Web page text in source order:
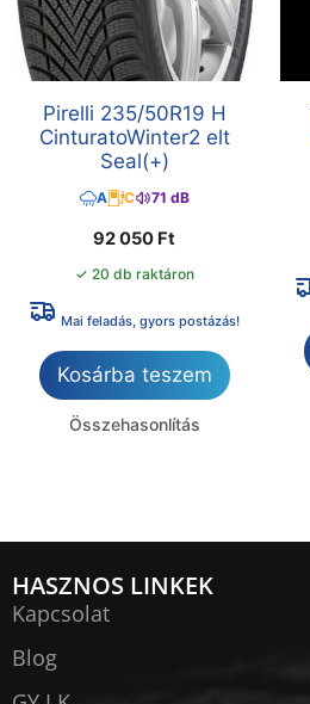
Pirelli 235/50R19 H
CinturatoWinter2 elt
Seal(+)
A C 71 dB
92 050 Ft
✓ 20 db raktáron
Mai feladás, gyors postázás!
Kosárba teszem
Összehasonlítás
HASZNOS LINKEK
Kapcsolat
Blog